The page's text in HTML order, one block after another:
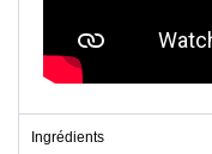
Ingrédients